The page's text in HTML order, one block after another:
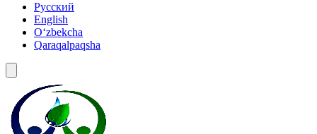
Русский
English
Oʻzbekcha
Qaraqalpaqsha